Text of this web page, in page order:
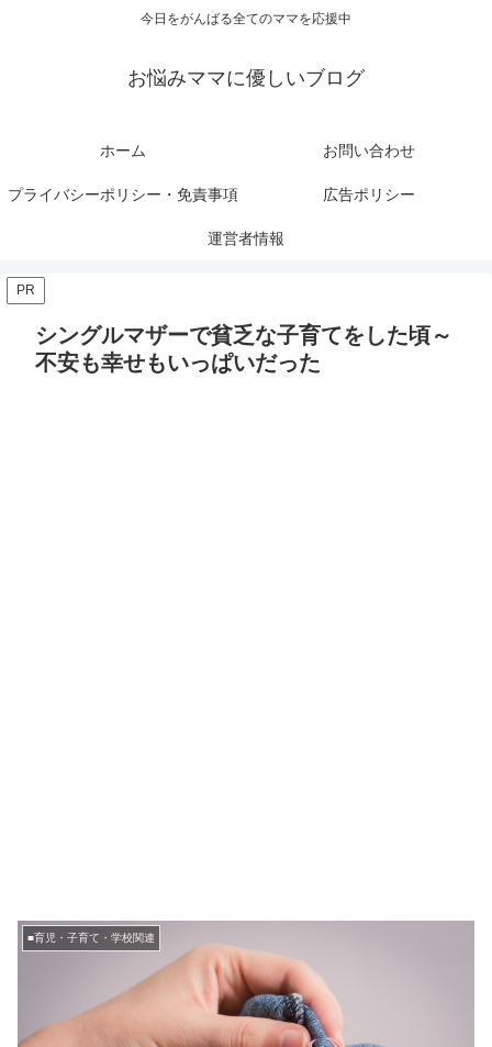
今日をがんばる全てのママを応援中
お悩みママに優しいブログ
ホーム お問い合わせ
プライバシーポリシー・免責事項 広告ポリシー
運営者情報
PR
シングルマザーで貧乏な子育てをした頃～
不安も幸せもいっぱいだった
■育児・子育て・学校関連